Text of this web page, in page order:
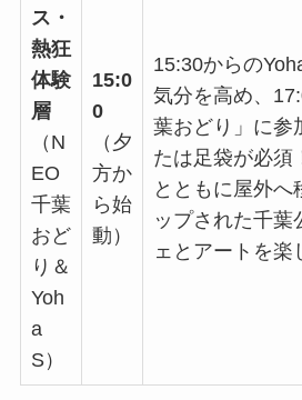
ス・
熱狂
体験
層
（N
EO
千葉
おど
り＆
Yoh
a
S）
15:0
0
（夕
方か
ら始
動）
15:30からの
気分を高め、
葉おどり」に参
たは足袋が必須
とともに屋外へ
ップされた千葉
ェとアートを楽